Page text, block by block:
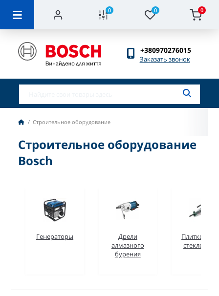
0 0 0
+380970276015
Заказать звонок
Строительное оборудование
Строительное оборудование
Bosch
Генераторы
Дрели
алмазного
бурения
стеклорезы